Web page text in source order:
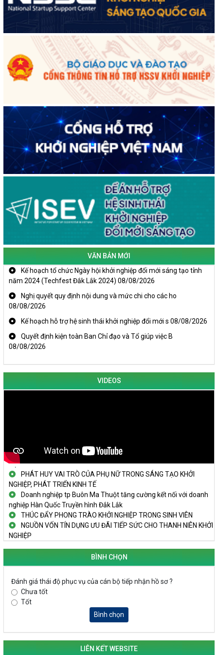
VĂN BẢN MỚI
Kế hoạch tổ chức Ngày hội khởi nghiệp đổi mới sáng tạo tỉnh
năm 2024 (Techfest Đắk Lắk 2024) 08/08/2026
Nghị quyết quy định nội dung và mức chi cho các ho
08/08/2026
Kế hoạch hỗ trợ hệ sinh thái khởi nghiệp đổi mới s 08/08/2026
Quyết định kiện toàn Ban Chỉ đạo và Tổ giúp việc B
08/08/2026
VIDEOS
THANH NIÊN KHỞI NGHIỆP THÀNH CÔNG TỪ MÔ HÌNH KINH TẾ
TẬP THỂ
PHÁT HUY VAI TRÒ CỦA PHỤ NỮ TRONG SÁNG TẠO KHỞI
NGHIỆP, PHÁT TRIỂN KINH TẾ
Doanh nghiệp tp Buôn Ma Thuột tăng cường kết nối với doanh
nghiệp Hàn Quốc Truyền hình Đắk Lắk
THÚC ĐẨY PHONG TRÀO KHỞI NGHIỆP TRONG SINH VIÊN
NGUỒN VỐN TÍN DỤNG ƯU ĐÃI TIẾP SỨC CHO THANH NIÊN KHỞI
NGHIỆP
LAN TỎA TINH THẦN KHỞI NGHIỆP TRONG THANH NIÊN TẠI
KHỞI NGHIỆP VỚI MÔ HÌNH NUÔI ỐC NHỒI
2020
KHAI MẠC TECHFEST 2024
TRAILER TECHFEST DAKLAK 2024 OK1
Đắk Lắk - Tiềm năng và cơ hội đầu tư ngày
THANH NIÊN KHỞI NGHIỆP THÀNH CÔNG TỪ MÔ HÌNH KINH TẾ
TẬP THỂ
PHÁT HUY VAI TRÒ CỦA PHỤ NỮ TRONG SÁNG TẠO KHỞI
BÌNH CHỌN
Đánh giá thái độ phục vụ của cán bộ tiếp nhận hồ sơ ?
Chưa tốt
Tốt
Bình chọn
LIÊN KẾT WEBSITE